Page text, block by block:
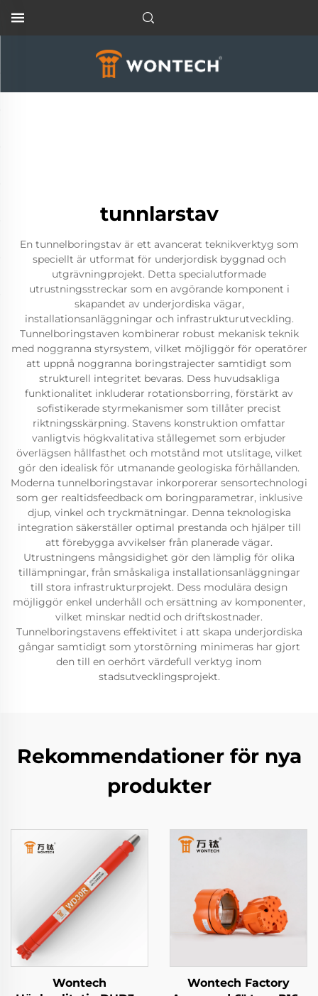
tunnlarstav
En tunnelboringstav är ett avancerat teknikverktyg som
speciellt är utformat för underjordisk byggnad och
utgrävningprojekt. Detta specialutformade
utrustningsstreckar som en avgörande komponent i
skapandet av underjordiska vägar,
installationsanläggningar och infrastrukturutveckling.
Tunnelboringstaven kombinerar robust mekanisk teknik
med noggranna styrsystem, vilket möjliggör för operatörer
att uppnå noggranna boringstrajecter samtidigt som
strukturell integritet bevaras. Dess huvudsakliga
funktionalitet inkluderar rotationsborring, förstärkt av
sofistikerade styrmekanismer som tillåter precist
riktningsskärpning. Stavens konstruktion omfattar
vanligtvis högkvalitativa stållegemet som erbjuder
överlägsen hållfasthet och motstånd mot utslitage, vilket
gör den idealisk för utmanande geologiska förhållanden.
Moderna tunnelboringstavar inkorporerar sensortechnologi
som ger realtidsfeedback om boringparametrar, inklusive
djup, vinkel och tryckmätningar. Denna teknologiska
integration säkerställer optimal prestanda och hjälper till
att förebygga avvikelser från planerade vägar.
Utrustningens mångsidighet gör den lämplig för olika
tillämpningar, från småskaliga installationsanläggningar
till stora infrastrukturprojekt. Dess modulära design
möjliggör enkel underhåll och ersättning av komponenter,
vilket minskar nedtid och driftskostnader.
Tunnelboringstavens effektivitet i att skapa underjordiska
gångar samtidigt som ytorstörning minimeras har gjort
den till en oerhört värdefull verktyg inom
stadsutvecklingsprojekt.
Rekommendationer för nya
produkter
Wontech
Wontech Factory